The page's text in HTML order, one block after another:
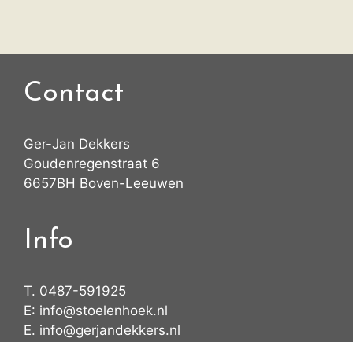
Contact
Ger-Jan Dekkers
Goudenregenstraat 6
6657BH Boven-Leeuwen
Info
T. 0487-591925
E: info@stoelenhoek.nl
E. info@gerjandekkers.nl